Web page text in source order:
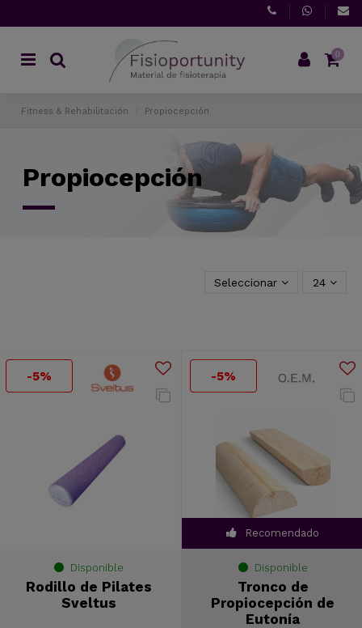
0
Fitness & Rehabilitación Propiocepción
Propiocepción
Seleccionar 24
-5%
Disponible
Rodillo de Pilates
Sveltus
-5%
Recomendado
Disponible
Tronco de
Propiocepción de
Eutonía